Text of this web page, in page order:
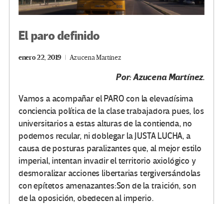
El paro definido
enero 22, 2019 Azucena Martínez
Por: Azucena Martínez.
Vamos a acompañar el PARO con la elevadísima
conciencia política de la clase trabajadora pues, los
universitarios a estas alturas de la contienda, no
podemos recular, ni doblegar la JUSTA LUCHA, a
causa de posturas paralizantes que, al mejor estilo
imperial, intentan invadir el territorio axiológico y
desmoralizar acciones libertarias tergiversándolas
con epítetos amenazantes:Son de la traición, son
de la oposición, obedecen al imperio.